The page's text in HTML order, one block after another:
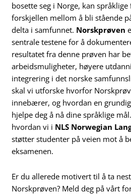
bosette seg i Norge, kan
forskjellen mellom å bli stående
delta i samfunnet. Norskprøven
sentrale testene for å
resultatet fra denne prøven har
arbeidsmuligheter, høyere
integrering i det norske
skal vi utforske hvorfor
innebærer, og hvordan en
hjelpe deg å nå dine språklige
hvordan vi i NLS Norwegian
støtter studenter på veien mot å
eksamenen.
Er du allerede motivert til å ta
Norskprøven? Meld deg på vårt